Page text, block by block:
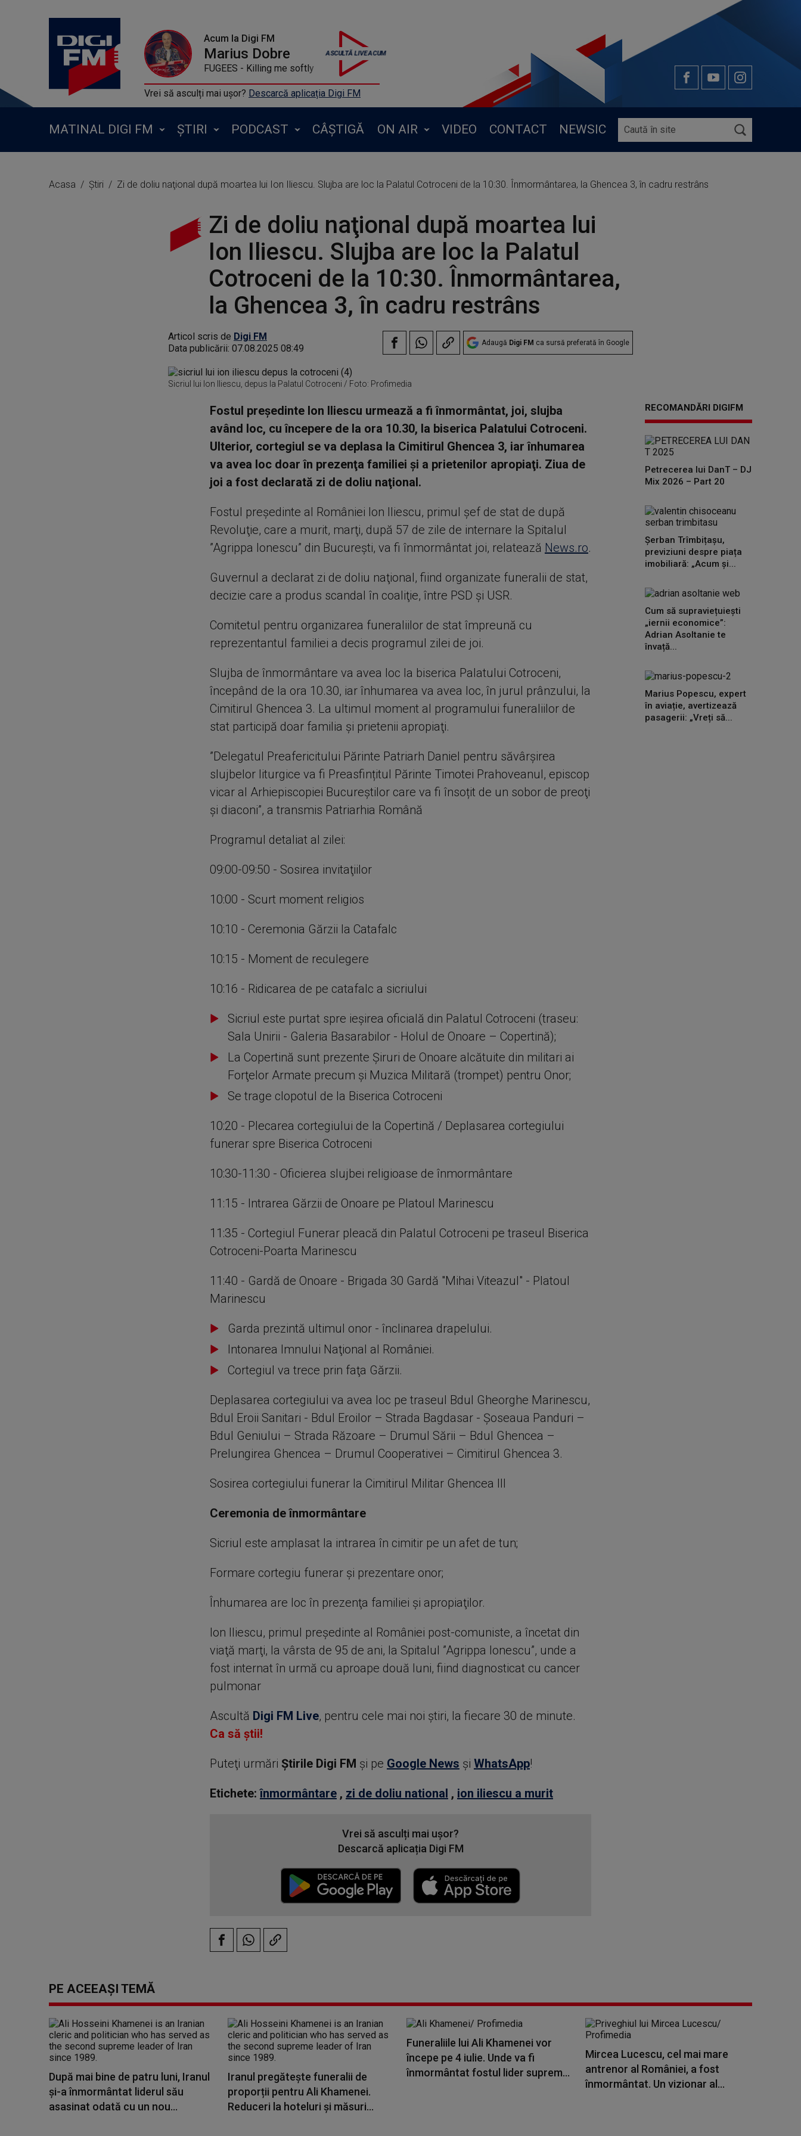
Acum la Digi FM
Marius Dobre
FUGEES - Killing me softly
Vrei să asculți mai ușor? Descarcă aplicația Digi FM
MATINAL DIGI FM ȘTIRI PODCAST CÂȘTIGĂ ON AIR VIDEO CONTACT NEWSIC
Acasa Știri Zi de doliu naţional după moartea lui Ion Iliescu. Slujba are loc la Palatul Cotroceni de la 10:30. Înmormântarea, la Ghencea 3, în cadru restrâns
Zi de doliu naţional după moartea lui
Ion Iliescu. Slujba are loc la Palatul
Cotroceni de la 10:30. Înmormântarea,
la Ghencea 3, în cadru restrâns
Articol scris de Digi FM
Data publicării: 07.08.2025 08:49 Adaugă Digi FM ca sursă preferată în Google
Sicriul lui Ion Iliescu, depus la Palatul Cotroceni / Foto: Profimedia
Fostul preşedinte Ion Iliescu urmează a fi înmormântat, joi, slujba
având loc, cu începere de la ora 10.30, la biserica Palatului Cotroceni.
Ulterior, cortegiul se va deplasa la Cimitirul Ghencea 3, iar înhumarea
va avea loc doar în prezenţa familiei şi a prietenilor apropiaţi. Ziua de
joi a fost declarată zi de doliu naţional.
Fostul preşedinte al României Ion Iliescu, primul şef de stat de după
Revoluţie, care a murit, marţi, după 57 de zile de internare la Spitalul
”Agrippa Ionescu” din Bucureşti, va fi înmormântat joi, relatează News.ro.
Guvernul a declarat zi de doliu naţional, fiind organizate funeralii de stat,
decizie care a produs scandal în coaliţie, între PSD şi USR.
Comitetul pentru organizarea funeraliilor de stat împreună cu
reprezentantul familiei a decis programul zilei de joi.
Slujba de înmormântare va avea loc la biserica Palatului Cotroceni,
începând de la ora 10.30, iar înhumarea va avea loc, în jurul prânzului, la
Cimitirul Ghencea 3. La ultimul moment al programului funeraliilor de
stat participă doar familia şi prietenii apropiaţi.
”Delegatul Preafericitului Părinte Patriarh Daniel pentru săvârşirea
slujbelor liturgice va fi Preasfințitul Părinte Timotei Prahoveanul, episcop
vicar al Arhiepiscopiei Bucureştilor care va fi însoțit de un sobor de preoţi
şi diaconi”, a transmis Patriarhia Română
Programul detaliat al zilei:
09:00-09:50 - Sosirea invitaţiilor
10:00 - Scurt moment religios
10:10 - Ceremonia Gărzii la Catafalc
10:15 - Moment de reculegere
10:16 - Ridicarea de pe catafalc a sicriului
Sicriul este purtat spre ieşirea oficială din Palatul Cotroceni (traseu:
Sala Unirii - Galeria Basarabilor - Holul de Onoare – Copertină);
La Copertină sunt prezente Şiruri de Onoare alcătuite din militari ai
Forţelor Armate precum şi Muzica Militară (trompet) pentru Onor;
Se trage clopotul de la Biserica Cotroceni
10:20 - Plecarea cortegiului de la Copertină / Deplasarea cortegiului
funerar spre Biserica Cotroceni
10:30-11:30 - Oficierea slujbei religioase de înmormântare
11:15 - Intrarea Gărzii de Onoare pe Platoul Marinescu
11:35 - Cortegiul Funerar pleacă din Palatul Cotroceni pe traseul Biserica
Cotroceni-Poarta Marinescu
11:40 - Gardă de Onoare - Brigada 30 Gardă "Mihai Viteazul" - Platoul
Marinescu
Garda prezintă ultimul onor - înclinarea drapelului.
Intonarea Imnului Naţional al României.
Cortegiul va trece prin faţa Gărzii.
Deplasarea cortegiului va avea loc pe traseul Bdul Gheorghe Marinescu,
Bdul Eroii Sanitari - Bdul Eroilor – Strada Bagdasar - Şoseaua Panduri –
Bdul Geniului – Strada Răzoare – Drumul Sării – Bdul Ghencea –
Prelungirea Ghencea – Drumul Cooperativei – Cimitirul Ghencea 3.
Sosirea cortegiului funerar la Cimitirul Militar Ghencea III
Ceremonia de înmormântare
Sicriul este amplasat la intrarea în cimitir pe un afet de tun;
Formare cortegiu funerar şi prezentare onor;
Înhumarea are loc în prezenţa familiei şi apropiaţilor.
Ion Iliescu, primul preşedinte al României post-comuniste, a încetat din
viaţă marţi, la vârsta de 95 de ani, la Spitalul ”Agrippa Ionescu”, unde a
fost internat în urmă cu aproape două luni, fiind diagnosticat cu cancer
pulmonar
Ascultă Digi FM Live, pentru cele mai noi știri, la fiecare 30 de minute.
Ca să știi!
Puteţi urmări Știrile Digi FM şi pe Google News şi WhatsApp!
Etichete: înmormântare, zi de doliu national , ion iliescu a murit
Vrei să asculți mai ușor?
Descarcă aplicația Digi FM
RECOMANDĂRI DIGIFM
Petrecerea lui DanT – DJ
Mix 2026 – Part 20
Șerban Trîmbițașu,
previziuni despre piața
imobiliară: „Acum și...
Cum să supraviețuiești
„iernii economice”:
Adrian Asoltanie te
învață...
Marius Popescu, expert
în aviație, avertizează
pasagerii: „Vreți să...
PE ACEEAȘI TEMĂ
După mai bine de patru luni, Iranul
şi-a înmormântat liderul său
asasinat odată cu un nou...
Iranul pregătește funeralii de
proporții pentru Ali Khamenei.
Reduceri la hoteluri și măsuri...
Funeraliile lui Ali Khamenei vor
începe pe 4 iulie. Unde va fi
înmormântat fostul lider suprem...
Mircea Lucescu, cel mai mare
antrenor al României, a fost
înmormântat. Un vizionar al...